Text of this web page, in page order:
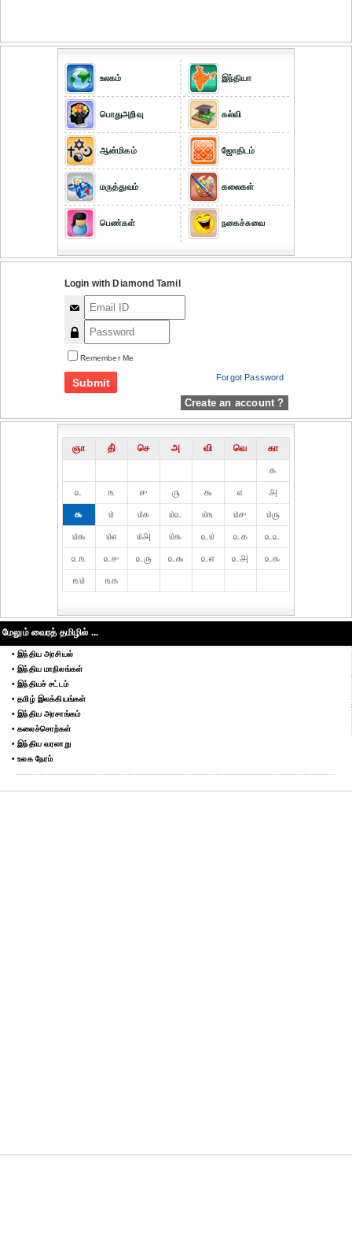
உலகம்
பொதுஅறிவு
ஆன்மிகம்
மருத்துவம்
பெண்கள்
இந்தியா
கல்வி
ஜோதிடம்
கலைகள்
நகைச்சுவை
Login with Diamond Tamil
Remember Me
Forgot Password
Create an account ?
ஞா தி் செ அ வி வெ
கா
௧
௨
௩ ௪ ௫ ௬ ௭
௮
௯
௰ ௰௧ ௰௨ ௰௩ ௰௪
௰௫
௰௬
௰௭ ௰௮ ௰௯ ௨௰ ௨௧
௨௨
௨௩
௨௪ ௨௫ ௨௬ ௨௭ ௨௮
௨௯
௩௰
௩௧
மேலும் வைரத் தமிழில் ...
• இந்திய அரசியல்
• இந்திய மாநிலங்கள்
• இந்தியச் சட்டம்
• தமிழ் இலக்கியங்கள்
• இந்திய அரசாங்கம்
• கலைச்சொற்கள்
• இந்திய வரலாறு
• உலக நேரம்